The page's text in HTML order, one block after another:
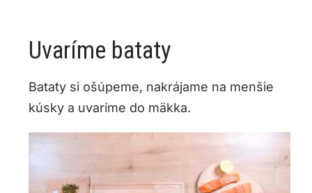
Uvaríme bataty
Bataty si ošúpeme, nakrájame na menšie
kúsky a uvaríme do mäkka.